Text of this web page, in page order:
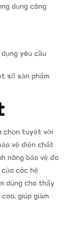
dụng công
yêu cầu
số sản phẩm
chọn tuyệt vời
vệ điện chất
năng bảo vệ đa
các hệ
dùng cho thấy
giúp giảm